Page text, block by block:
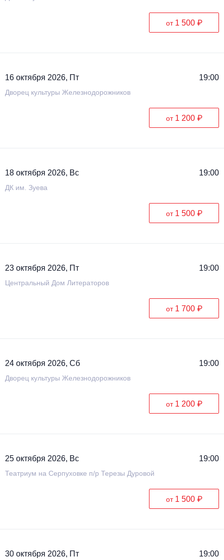
от 1 500 ₽
16 октября 2026, Пт 19:00
Дворец культуры Железнодорожников
от 1 200 ₽
18 октября 2026, Вс 19:00
ДК им. Зуева
от 1 500 ₽
23 октября 2026, Пт 19:00
Центральный Дом Литераторов
от 1 700 ₽
24 октября 2026, Сб 19:00
Дворец культуры Железнодорожников
от 1 200 ₽
25 октября 2026, Вс 19:00
Театриум на Серпуховке п/р Терезы Дуровой
от 1 500 ₽
30 октября 2026, Пт 19:00